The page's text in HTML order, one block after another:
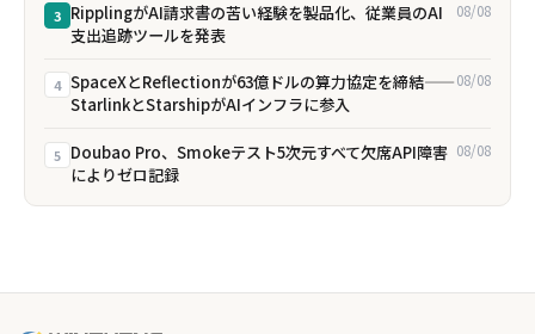
3 RipplingがAI請求書の苦い経験を製品化、従業員のAI
支出追跡ツールを発表
08/08
4 SpaceXとReflectionが63億ドルの算力協定を締結——
StarlinkとStarshipがAIインフラに参入
08/08
5 Doubao Pro、Smokeテスト5次元すべて欠席――API障害
によりゼロ記録
08/08